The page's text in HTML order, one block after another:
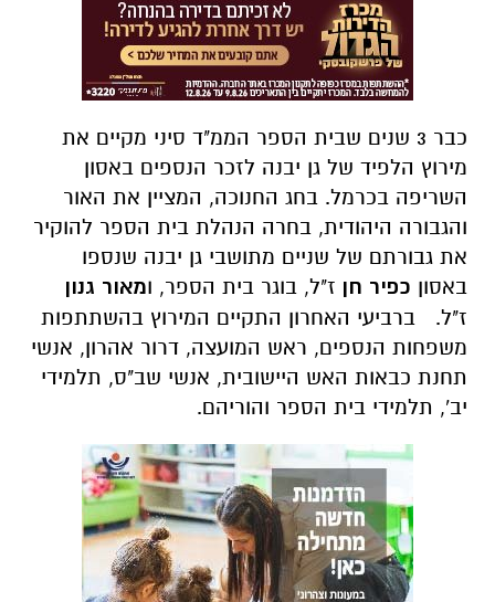
כבר 3 שנים שבית הספר הממ"ד סיני מקיים את
מירוץ הלפיד של גן יבנה לזכר הנספים באסון
השריפה בכרמל. בחג החנוכה, המציין את האור
והגבורה היהודית, בחרה הנהלת בית הספר להוקיר
את גבורתם של שניים מתושבי גן יבנה שנספו
באסון כפיר חן ז"ל, בוגר בית הספר, ומאור גנון
ז"ל.
ברביעי האחרון התקיים המירוץ בהשתתפות
משפחות הנספים, ראש המועצה, דרור אהרון, אנשי
תחנת כבאות האש היישובית, אנשי שב"ס, תלמידי
יב', תלמידי בית הספר והוריהם.